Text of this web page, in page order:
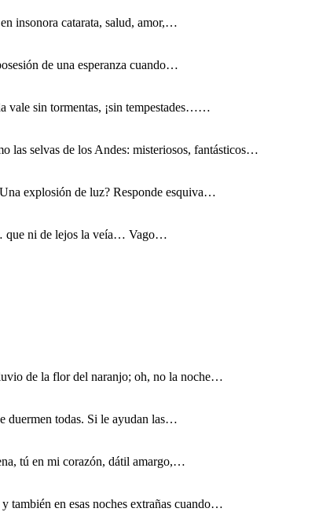
insonora catarata, salud, amor,…
de una esperanza cuando…
vale sin tormentas, ¡sin tempestades……
las selvas de los Andes: misteriosos, fantásticos…
explosión de luz? Responde esquiva…
que ni de lejos la veía… Vago…
de la flor del naranjo; oh, no la noche…
duermen todas. Si le ayudan las…
tú en mi corazón, dátil amargo,…
también en esas noches extrañas cuando…